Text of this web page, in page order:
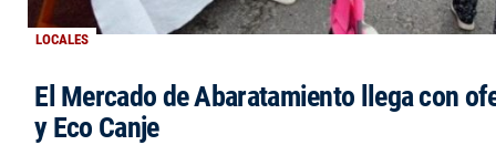
LOCALES
El Mercado de Abaratamiento llega con
y Eco Canje